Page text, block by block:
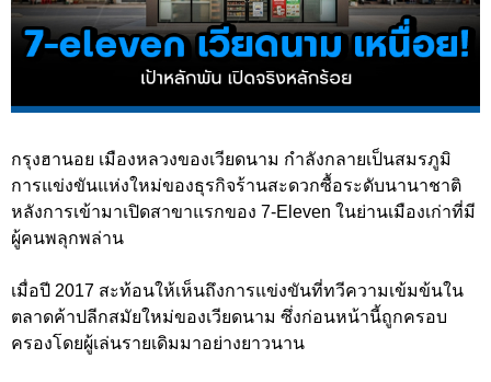
กรุงฮานอย เมืองหลวงของเวียดนาม กำลังกลายเป็นสมรภูมิ
การแข่งขันแห่งใหม่ของธุรกิจร้านสะดวกซื้อระดับนานาชาติ
หลังการเข้ามาเปิดสาขาแรกของ 7-Eleven ในย่านเมืองเก่าที่มี
ผู้คนพลุกพล่าน
เมื่อปี 2017 สะท้อนให้เห็นถึงการแข่งขันที่ทวีความเข้มข้นใน
ตลาดค้าปลีกสมัยใหม่ของเวียดนาม ซึ่งก่อนหน้านี้ถูกครอบ
ครองโดยผู้เล่นรายเดิมมาอย่างยาวนาน